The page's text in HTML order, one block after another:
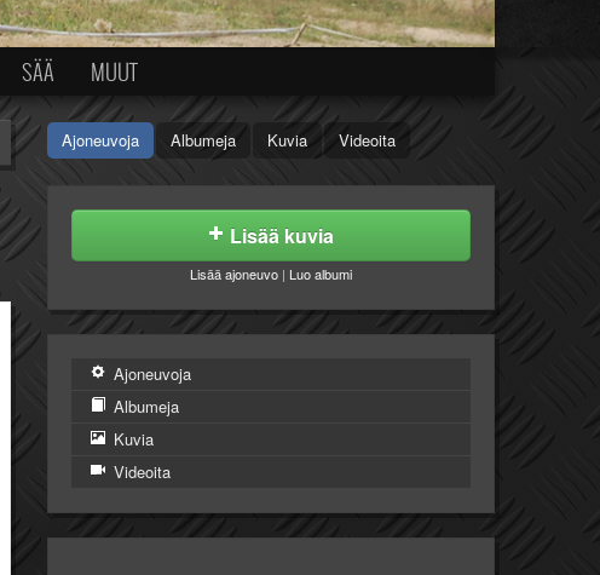
SÄÄ MUUT
Ajoneuvoja Albumeja Kuvia Videoita
Lisää kuvia
Lisää ajoneuvo | Luo albumi
Ajoneuvoja
Albumeja
Kuvia
Videoita